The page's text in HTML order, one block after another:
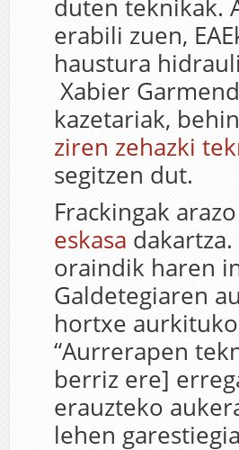
duten teknikak.
erabili zuen,
haustura
Xabier
kazetariak,
ziren zehazki
segitzen dut.
Frackingak
eskasa
oraindik haren
Galdetegiaren
hortxe
“Aurrerapen
berriz ere]
erauzteko
lehen